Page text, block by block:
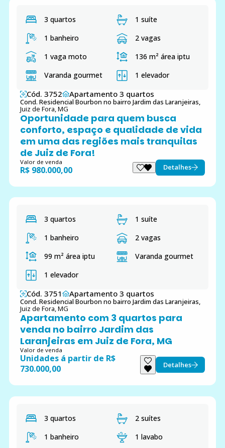
3 quartos
1 suíte
1 banheiro
2 vagas
1 vaga moto
136 m² área iptu
Varanda gourmet
1 elevador
Cód. 3752 Apartamento 3 quartos
Cond. Residencial Bourbon no bairro Jardim das Laranjeiras,
Juiz de Fora, MG
Oportunidade para quem busca
conforto, espaço e qualidade de vida
em uma das regiões mais tranquilas
de Juiz de Fora!
Valor de venda
R$ 980.000,00 Detalhes
3 quartos
1 suíte
1 banheiro
2 vagas
99 m² área iptu
Varanda gourmet
1 elevador
Cód. 3751 Apartamento 3 quartos
Cond. Residencial Bourbon no bairro Jardim das Laranjeiras,
Juiz de Fora, MG
Apartamento com 3 quartos para
venda no bairro Jardim das
Laranjeiras em Juiz de Fora, MG
Valor de venda
Unidades á partir de R$
730.000,00
Detalhes
3 quartos
2 suítes
1 banheiro
1 lavabo